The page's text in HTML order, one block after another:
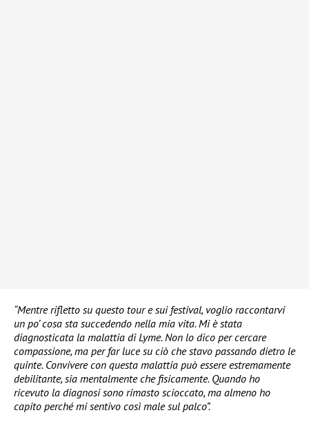
“Mentre rifletto su questo tour e sui festival, voglio raccontarvi
un po’ cosa sta succedendo nella mia vita. Mi è stata
diagnosticata la malattia di Lyme. Non lo dico per cercare
compassione, ma per far luce su ciò che stavo passando dietro le
quinte. Convivere con questa malattia può essere estremamente
debilitante, sia mentalmente che fisicamente. Quando ho
ricevuto la diagnosi sono rimasto scioccato, ma almeno ho
capito perché mi sentivo così male sul palco”.